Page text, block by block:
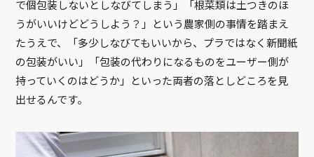
で個包装しないとしなびてしまう」「根菜類は土つきのほ
うがいいけどどうしよう？」という農家側の事情を踏まえ
たうえで、「多少しなびてもいいから、プラではなく新聞紙
の包装がいい」「包装の代わりになるものをユーザー側が
持っていくのはどうか」といった両者の落としどころを見
出せるんです。